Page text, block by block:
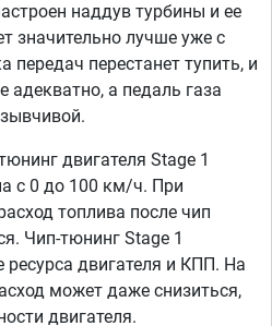
наддув турбины и ее
значительно лучше уже с
передач перестанет тупить, и
адекватно, а педаль газа
двигателя Stage 1
с 0 до 100 км/ч. При
топлива после чип
Чип-тюнинг Stage 1
ресурса двигателя и КПП. На
может даже снизиться,
двигателя.